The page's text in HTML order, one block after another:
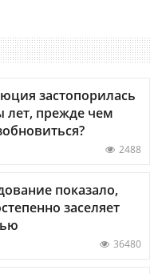
застопорилась
прежде чем
2488
показало,
заселяет
36480